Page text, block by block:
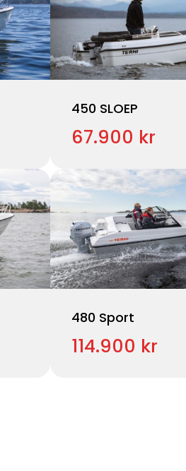
450 SLOEP
67.900 kr
480 Sport
114.900 kr